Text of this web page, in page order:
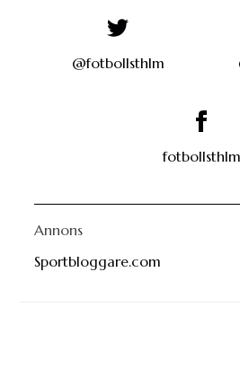
@fotbollsthlm
fotbollsthlm
Annons
Sportbloggare.com